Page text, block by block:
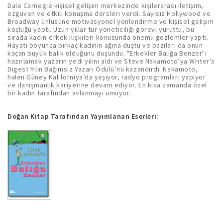
Dale Carnegie kişisel gelişim merkezinde kişilerarası iletişim,
özgüven ve etkili konuşma dersleri verdi. Sayısız Hollywood ve
Broadway ünlüsüne motivasyonel yönlendirme ve kişisel gelişim
koçluğu yaptı. Uzun yıllar tur yöneticiliği görevi yürüttü, bu
sırada kadın-erkek ilişkileri konusunda önemli gözlemler yaptı.
Hayatı boyunca birkaç kadının ağına düştü ve bazıları da onun
kaçan büyük balık olduğunu düşündü. "Erkekler Balığa Benzer"i
hazırlamak yazarın yedi yılını aldı ve Steve Nakamoto’ya Writer’s
Digest Yılın Bağımsız Yazarı Ödülü’nü kazandırdı. Nakamoto,
halen Güney Kaliforniya’da yaşıyor, radyo programları yapıyor
ve danışmanlık kariyerine devam ediyor. En kısa zamanda özel
bir kadın tarafından avlanmayı umuyor.
Doğan Kitap Tarafından Yayımlanan Eserleri: